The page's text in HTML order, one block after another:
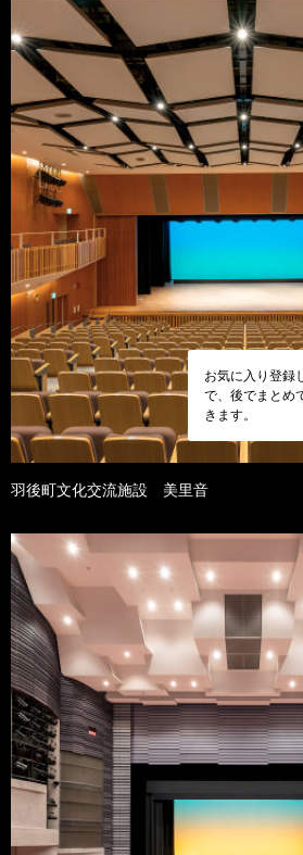
お気に入り登録
で、後でまとめ
きます。
羽後町文化交流施設 美里音